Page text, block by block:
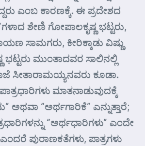
ಎಂಬ ಕಾರಣಕ್ಕೆ. ಈ ಪ್ರದೇಶದ
ಶೇಣಿ ಗೋಪಾಲಕೃಷ್ಣ ಭಟ್ಟರು,
ಸಾಮಗರು, ಕೀರಿಕ್ಕಾಡು ವಿಷ್ಣು
ಭಟ್ಟರು ಮುಂತಾದವರ ಸಾಲಿನಲ್ಲಿ
ಸೀತಾರಾಮಯ್ಯನವರು ಕೂಡಾ.
ಮಾತನಾಡುವುದಕ್ಕೆ
ಅಥವಾ “ಅರ್ಥಗಾರಿಕೆ” ಎನ್ನುತ್ತಾರೆ;
“ಅರ್ಥಧಾರಿಗಳು” ಎಂದೇ
ಪುರಾಣಕತೆಗಳು, ಪಾತ್ರಗಳು